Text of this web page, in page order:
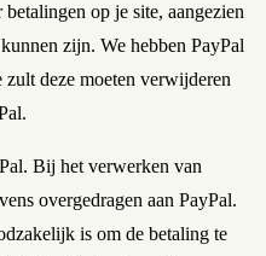
op je site, aangezien
zijn. We hebben PayPal
deze moeten verwijderen
Bij het verwerken van
overgedragen aan PayPal.
is om de betaling te